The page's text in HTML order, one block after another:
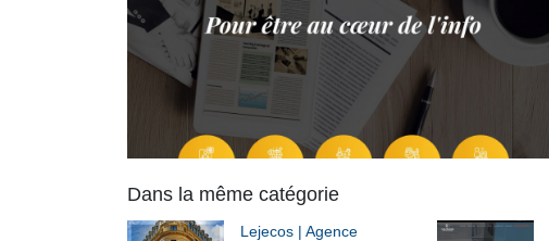
Dans la même catégorie
Lejecos | Agence